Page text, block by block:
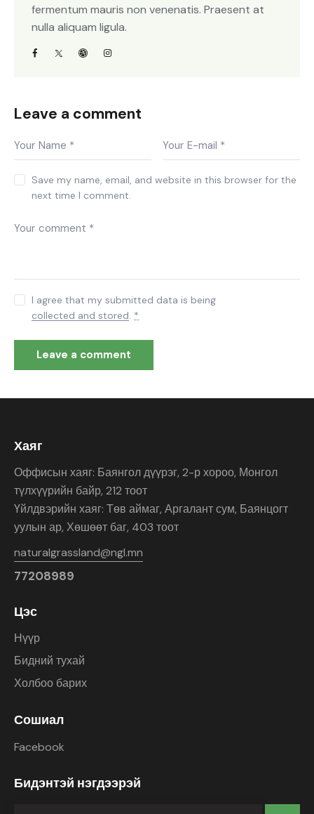
fermentum mauris non venenatis. Praesent at
nulla aliquam ligula.
Leave a comment
Save my name, email, and website in this browser for the
next time I comment.
I agree that my submitted data is being
collected and stored. *
Хаяг
Оффисын хаяг: Баянгол дүүрэг, 2-р хороо, Монгол
түлхүүрийн байр, 212 тоот
Үйлдвэрийн хаяг: Төв аймаг, Аргалант сум, Баянцогт
уулын ар, Хөшөөт баг, 403 тоот
naturalgrassland@ngl.mn
77208989
Цэс
Нүүр
Бидний тухай
Холбоо барих
Сошиал
Facebook
Бидэнтэй нэгдээрэй